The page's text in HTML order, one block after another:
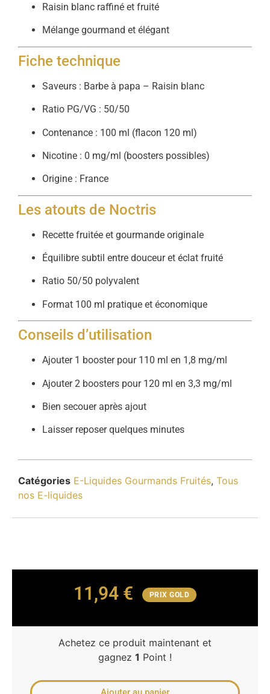
Raisin blanc raffiné et fruité
Mélange gourmand et élégant
Fiche technique
Saveurs : Barbe à papa – Raisin blanc
Ratio PG/VG : 50/50
Contenance : 100 ml (flacon 120 ml)
Nicotine : 0 mg/ml (boosters possibles)
Origine : France
Les atouts de Noctris
Recette fruitée et gourmande originale
Équilibre subtil entre douceur et éclat fruité
Ratio 50/50 polyvalent
Format 100 ml pratique et économique
Conseils d’utilisation
Ajouter 1 booster pour 110 ml en 1,8 mg/ml
Ajouter 2 boosters pour 120 ml en 3,3 mg/ml
Bien secouer après ajout
Laisser reposer quelques minutes
Catégories E-Liquides Gourmands Fruités, Tous
nos E-liquides
11,94 € PRIX GOLD
Achetez ce produit maintenant et
gagnez 1 Point !